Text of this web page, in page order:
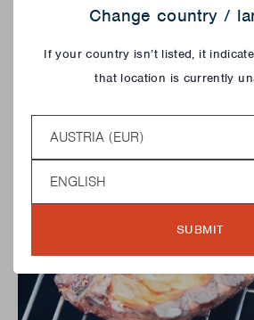
Change country /
If your country isn’t listed, it
that location is currently
Country
Language
SUBMIT